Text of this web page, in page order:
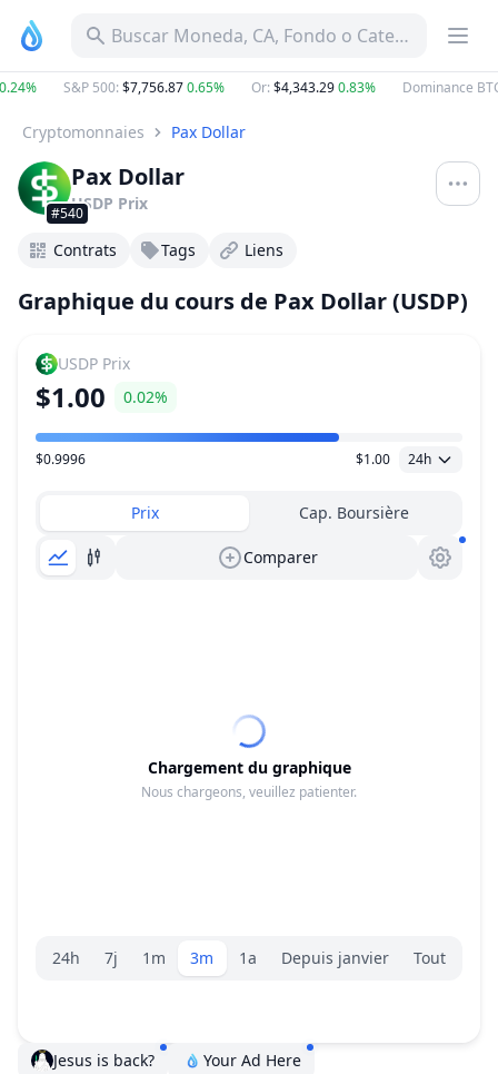
Buscar Moneda, CA, Fondo o Categoría
S&P 500:$7,756.870.65% Or:$4,343.290.83% Dominance BTC:
Cryptomonnaies Pax Dollar
#540
Pax Dollar
USDP Prix
Contrats Tags Liens
Graphique du cours de Pax Dollar (USDP)
USDP Prix
$1.00 0.02%
Plage de prix
$0.9996 $1.00 24h
Prix Cap. Boursière
Comparer
Chargement du graphique
Nous chargeons, veuillez patienter.
Sélecteur de plage.
24h 7j 1m 3m 1a Depuis janvier Tout
Jesus is back? Your Ad Here